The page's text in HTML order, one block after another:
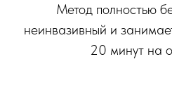
Метод полностью
неинвазивный и
20 минут на